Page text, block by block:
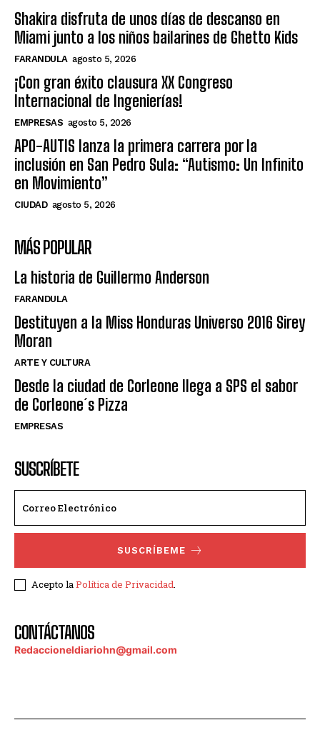
Shakira disfruta de unos días de descanso en
Miami junto a los niños bailarines de Ghetto Kids
FARANDULA agosto 5, 2026
¡Con gran éxito clausura XX Congreso
Internacional de Ingenierías!
EMPRESAS agosto 5, 2026
APO-AUTIS lanza la primera carrera por la
inclusión en San Pedro Sula: “Autismo: Un Infinito
en Movimiento”
CIUDAD agosto 5, 2026
MÁS POPULAR
La historia de Guillermo Anderson
FARANDULA
Destituyen a la Miss Honduras Universo 2016 Sirey
Moran
ARTE Y CULTURA
Desde la ciudad de Corleone llega a SPS el sabor
de Corleone´s Pizza
EMPRESAS
SUSCRÍBETE
SUSCRÍBEME
Acepto laPolítica de Privacidad.
CONTÁCTANOS
Redaccioneldiariohn@gmail.com